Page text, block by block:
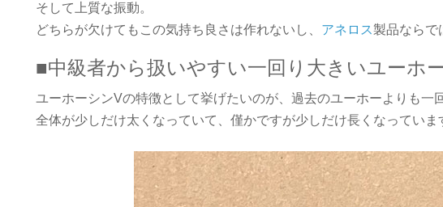
そして上質な振動。
どちらが欠けてもこの気持ち良さは作れないし、 アネロス製品ならで
■中級者から扱いやすい一回り大きいユーホ
ユーホーシンVの特徴として挙げたいのが、過去のユーホーよりも一
全体が少しだけ太くなっていて、僅かですが少しだけ長くなっていま